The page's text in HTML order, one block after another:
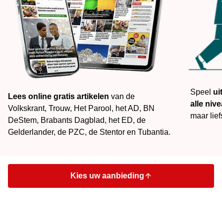
Lees online gratis artikelen van de
Volkskrant, Trouw, Het Parool, het AD, BN
DeStem, Brabants Dagblad, het ED, de
Gelderlander, de PZC, de Stentor en Tubantia.
Speel
alle
maar
Kies uw aanbieding